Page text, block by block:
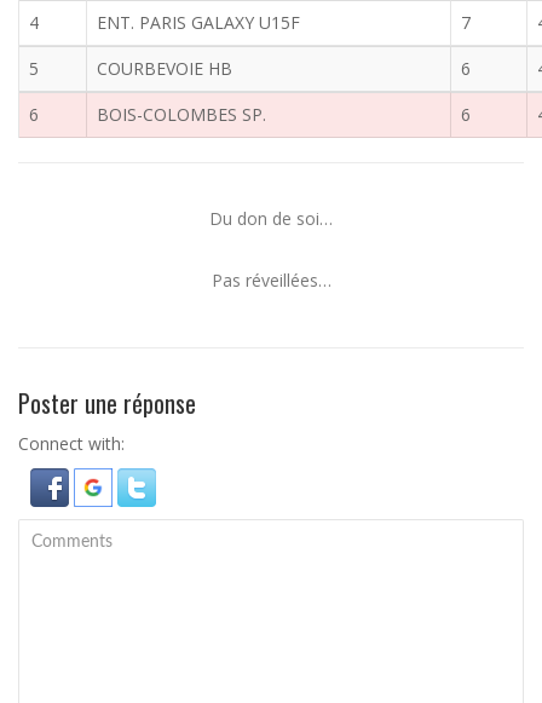
4
ENT. PARIS GALAXY U15F 7
5
COURBEVOIE HB 6
6
BOIS-COLOMBES SP. 6
Du don de soi…
Pas réveillées…
Poster une réponse
Connect with: